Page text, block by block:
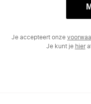
Je accepteert onze
Je kunt je hier